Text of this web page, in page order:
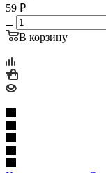
59 ₽
В корзину